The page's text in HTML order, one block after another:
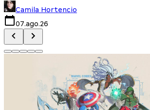
Camila Hortencio
07.ago.26